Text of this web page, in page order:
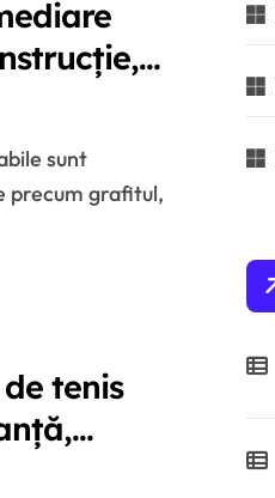
precum grafitul,
tenis
: